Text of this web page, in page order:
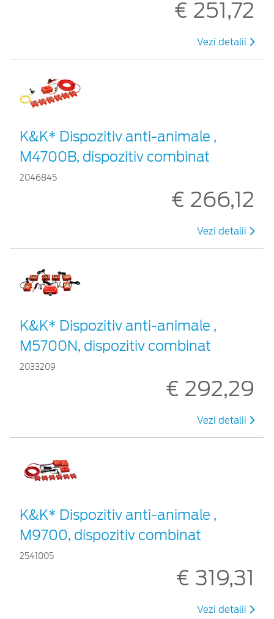
€ 251,72
Vezi detalii
K&K* Dispozitiv anti-animale ,
M4700B, dispozitiv combinat
2046845
€ 266,12
Vezi detalii
K&K* Dispozitiv anti-animale ,
M5700N, dispozitiv combinat
2033209
€ 292,29
Vezi detalii
K&K* Dispozitiv anti-animale ,
M9700, dispozitiv combinat
2541005
€ 319,31
Vezi detalii